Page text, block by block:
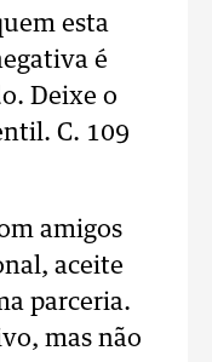
esta
é
Deixe o
C. 109
amigos
aceite
parceria.
mas não